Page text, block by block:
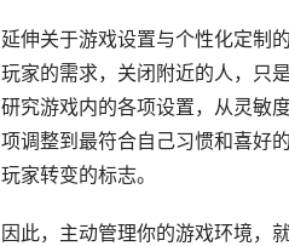
延伸关于游戏设置与个性化定制
玩家的需求，关闭附近的人，只
研究游戏内的各项设置，从灵敏
项调整到最符合自己习惯和喜好
玩家转变的标志。
因此，主动管理你的游戏环境，